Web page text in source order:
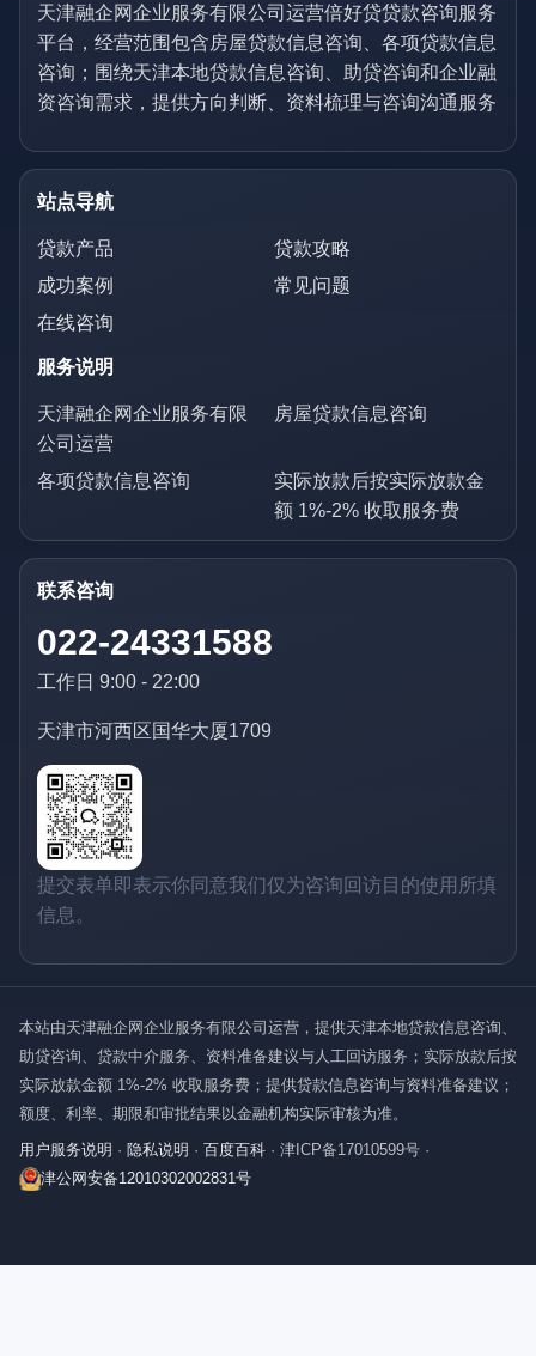
天津融企网企业服务有限公司运营倍好贷贷款咨询服务
平台，经营范围包含房屋贷款信息咨询、各项贷款信息
咨询；围绕天津本地贷款信息咨询、助贷咨询和企业融
资咨询需求，提供方向判断、资料梳理与咨询沟通服务
站点导航
贷款产品
贷款攻略
成功案例
常见问题
在线咨询
服务说明
天津融企网企业服务有限
公司运营
房屋贷款信息咨询
各项贷款信息咨询
实际放款后按实际放款金
额 1%-2% 收取服务费
联系咨询
022-24331588
工作日 9:00 - 22:00
天津市河西区国华大厦1709
提交表单即表示你同意我们仅为咨询回访目的使用所填
信息。
本站由天津融企网企业服务有限公司运营，提供天津本地贷款信息咨询、
助贷咨询、贷款中介服务、资料准备建议与人工回访服务；实际放款后按
实际放款金额 1%-2% 收取服务费；提供贷款信息咨询与资料准备建议；
额度、利率、期限和审批结果以金融机构实际审核为准。
用户服务说明 · 隐私说明 · 百度百科 · 津ICP备17010599号 ·
津公网安备12010302002831号